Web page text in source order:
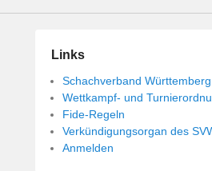
a
m
1
4
.
M
Links
Schachverband Württemberg
Wettkampf- und
Fide-Regeln
Verkündigungsorgan des
Anmelden